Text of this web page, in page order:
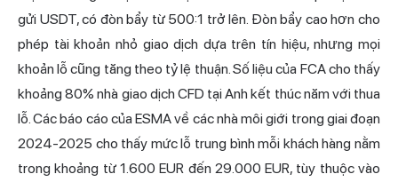
gửi USDT, có đòn bẩy từ 500:1 trở lên. Đòn bẩy cao hơn cho
phép tài khoản nhỏ giao dịch dựa trên tín hiệu, nhưng mọi
khoản lỗ cũng tăng theo tỷ lệ thuận. Số liệu của FCA cho thấy
khoảng 80% nhà giao dịch CFD tại Anh kết thúc năm với thua
lỗ. Các báo cáo của ESMA về các nhà môi giới trong giai đoạn
2024-2025 cho thấy mức lỗ trung bình mỗi khách hàng nằm
trong khoảng từ 1.600 EUR đến 29.000 EUR, tùy thuộc vào